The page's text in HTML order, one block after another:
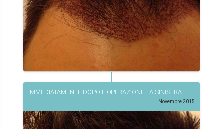
IMMEDIATAMENTE DOPO L'OPERAZIONE - A SINISTRA
Novembre 2015